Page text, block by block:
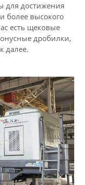
для достижения
более высокого
есть щековые
дробилки,
далее.